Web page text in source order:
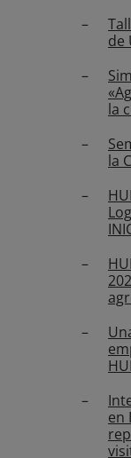
de
la
la
en